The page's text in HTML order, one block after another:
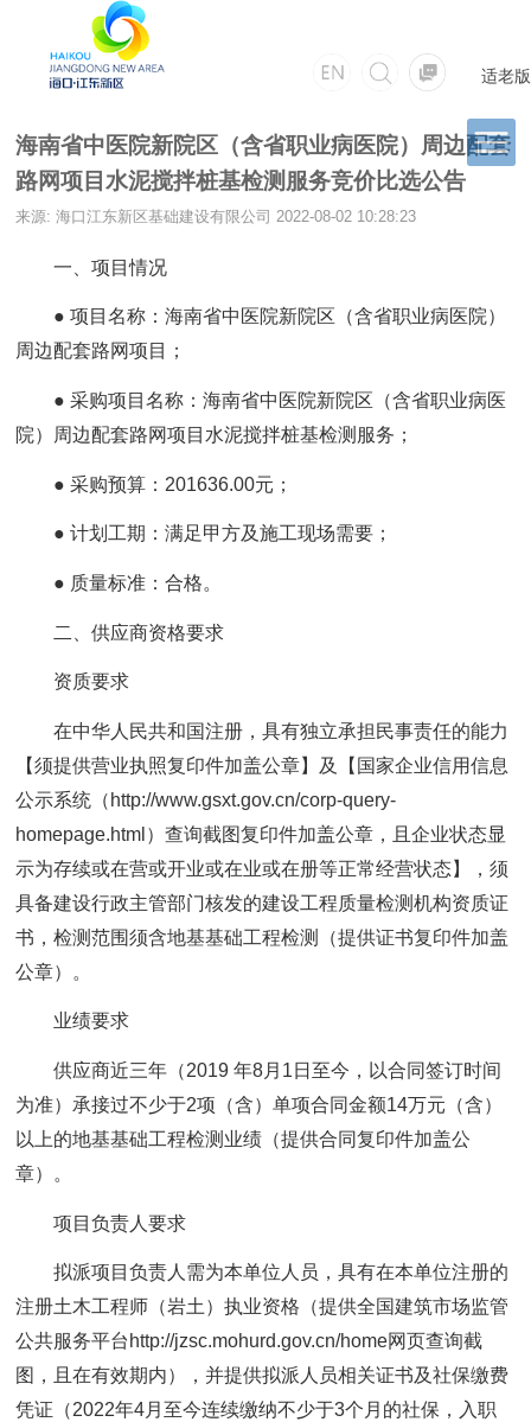
适老版
海南省中医院新院区（含省职业病医院）周边配套
路网项目水泥搅拌桩基检测服务竞价比选公告
来源: ​海口江东新区基础建设有限公司 2022-08-02 10:28:23
一、项目情况
● 项目名称：海南省中医院新院区（含省职业病医院）
周边配套路网项目；
● 采购项目名称：海南省中医院新院区（含省职业病医
院）周边配套路网项目水泥搅拌桩基检测服务；
● 采购预算：201636.00元；
● 计划工期：满足甲方及施工现场需要；
● 质量标准：合格。
二、供应商资格要求
资质要求
在中华人民共和国注册，具有独立承担民事责任的能力
【须提供营业执照复印件加盖公章】及【国家企业信用信息
公示系统（http://www.gsxt.gov.cn/corp-query-
homepage.html）查询截图复印件加盖公章，且企业状态显
示为存续或在营或开业或在业或在册等正常经营状态】，须
具备建设行政主管部门核发的建设工程质量检测机构资质证
书，检测范围须含地基基础工程检测（提供证书复印件加盖
公章）。
业绩要求
供应商近三年（2019 年8月1日至今，以合同签订时间
为准）承接过不少于2项（含）单项合同金额14万元（含）
以上的地基基础工程检测业绩（提供合同复印件加盖公
章）。
项目负责人要求
拟派项目负责人需为本单位人员，具有在本单位注册的
注册土木工程师（岩土）执业资格（提供全国建筑市场监管
公共服务平台http://jzsc.mohurd.gov.cn/home网页查询截
图，且在有效期内），并提供拟派人员相关证书及社保缴费
凭证（2022年4月至今连续缴纳不少于3个月的社保，入职